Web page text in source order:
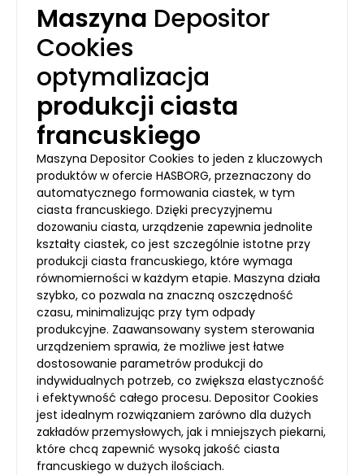
Maszyna Depositor
Cookies
optymalizacja
produkcji ciasta
francuskiego
Maszyna Depositor Cookies to jeden z kluczowych
produktów w ofercie HASBORG, przeznaczony do
automatycznego formowania ciastek, w tym
ciasta francuskiego. Dzięki precyzyjnemu
dozowaniu ciasta, urządzenie zapewnia jednolite
kształty ciastek, co jest szczególnie istotne przy
produkcji ciasta francuskiego, które wymaga
równomierności w każdym etapie. Maszyna działa
szybko, co pozwala na znaczną oszczędność
czasu, minimalizując przy tym odpady
produkcyjne. Zaawansowany system sterowania
urządzeniem sprawia, że możliwe jest łatwe
dostosowanie parametrów produkcji do
indywidualnych potrzeb, co zwiększa elastyczność
i efektywność całego procesu. Depositor Cookies
jest idealnym rozwiązaniem zarówno dla dużych
zakładów przemysłowych, jak i mniejszych piekarni,
które chcą zapewnić wysoką jakość ciasta
francuskiego w dużych ilościach.